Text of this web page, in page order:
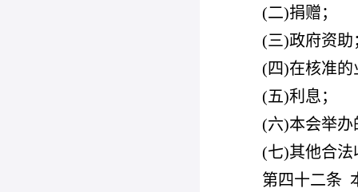
(二)捐赠；
(三)政府资助
(四)在核准
(五)利息；
(六)本会举
(七)其他合法
第四十二条